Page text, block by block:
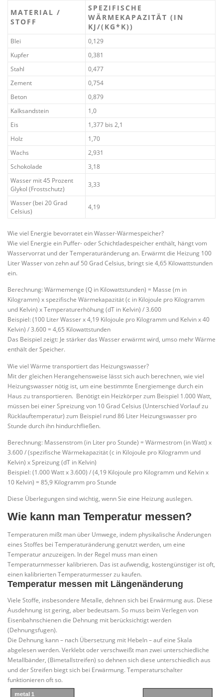
MATERIAL /
STOFF
SPEZIFISCHE
WÄRMEKAPAZITÄT (IN
KJ/(KG*K))
Blei
0,129
Kupfer
0,381
Stahl
0,477
Zement
0,754
Beton
0,879
Kalksandstein
1,0
Eis
1,377 bis 2,1
Holz
1,70
Wachs
2,931
Schokolade
3,18
Wasser mit 45 Prozent
Glykol (Frostschutz)
3,33
Wasser (bei 20 Grad
Celsius)
4,19
Wie viel Energie bevorratet ein Wasser-Wärmespeicher?
Wie viel Energie ein Puffer- oder Schichtladespeicher enthält, hängt vom
Wasservorrat und der Temperaturänderung an. Erwärmt die Heizung 100
Liter Wasser von zehn auf 50 Grad Celsius, bringt sie 4,65 Kilowattstunden
ein.
Berechnung: Wärmemenge (Q in Kilowattstunden) = Masse (m in
Kilogramm) x spezifische Wärmekapazität (c in Kilojoule pro Kilogramm
und Kelvin) x Temperaturerhöhung (dT in Kelvin) / 3.600
Beispiel: (100 Liter Wasser x 4,19 Kilojoule pro Kilogramm und Kelvin x 40
Kelvin) / 3.600 = 4,65 Kilowattstunden
Das Beispiel zeigt: Je stärker das Wasser erwärmt wird, umso mehr Wärme
enthält der Speicher.
Wie viel Wärme transportiert das Heizungswasser?
Mit der gleichen Herangehensweise lässt sich auch berechnen, wie viel
Heizungswasser nötig ist, um eine bestimmte Energiemenge durch ein
Haus zu transportieren. Benötigt ein Heizkörper zum Beispiel 1.000 Watt,
müssen bei einer Spreizung von 10 Grad Celsius (Unterschied Vorlauf zu
Rücklauftemperatur) zum Beispiel rund 86 Liter Heizungswasser pro
Stunde durch ihn hindurchfließen.
Berechnung: Massenstrom (in Liter pro Stunde) = Wärmestrom (in Watt) x
3.600 / (spezifische Wärmekapazität (c in Kilojoule pro Kilogramm und
Kelvin) x Spreizung (dT in Kelvin)
Beispiel: (1.000 Watt x 3.600) / (4,19 Kilojoule pro Kilogramm und Kelvin x
10 Kelvin) = 85,9 Kilogramm pro Stunde
Diese Überlegungen sind wichtig, wenn Sie eine Heizung auslegen.
Wie kann man Temperatur messen?
Temperaturen mißt man über Umwege, indem physikalische Änderungen
eines Stoffes bei Temperaturänderung genutzt werden, um eine
Temperatur anzuzeigen. In der Regel muss man einen
Temperaturnmesser kalibrieren. Das ist aufwendig, kostengünstiger ist oft,
einen kalibrierten Temperaturmesser zu kaufen.
Temperatur messen mit Längenänderung
Viele Stoffe, insbesondere Metalle, dehnen sich bei Erwärmung aus. Diese
Ausdehnung ist gering, aber bedeutsam. So muss beim Verlegen von
Eisenbahnschienen die Dehnung mit berücksichtigt werden
(Dehnungsfugen).
Die Dehnung kann – nach Übersetzung mit Hebeln – auf eine Skala
abgelesen werden. Verklebt oder verschweißt man zwei unterschiedliche
Metallbänder, (Bimetallstreifen) so dehnen sich diese unterschiedlich aus
und der Streifen biegt sich bei Erwärmung. Temperaturschalter
funktionieren oft so.